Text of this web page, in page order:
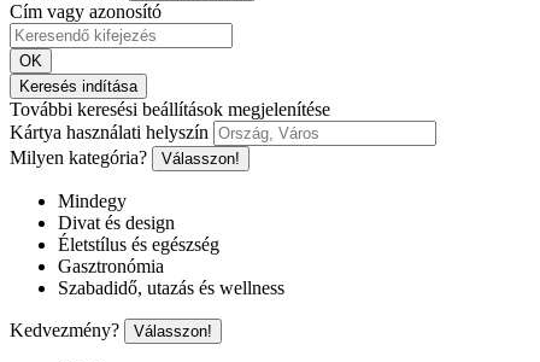
Cím vagy azonosító
OK
Keresés indítása
További keresési beállítások megjelenítése
Kártya használati helyszín
Milyen kategória?
Válasszon!
Mindegy
Divat és design
Életstílus és egészség
Gasztronómia
Szabadidő, utazás és wellness
Kedvezmény? Válasszon!